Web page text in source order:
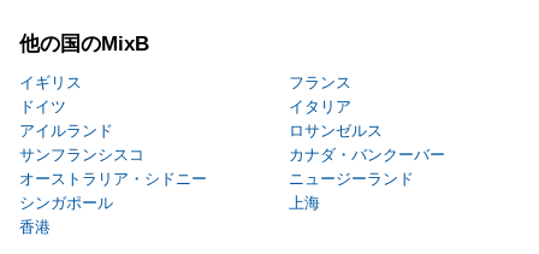
他の国のMixB
イギリス
フランス
ドイツ
イタリア
アイルランド
ロサンゼルス
サンフランシスコ
カナダ・バンクーバー
オーストラリア・シドニー
ニュージーランド
シンガポール
上海
香港